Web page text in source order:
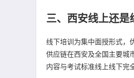
三、西安线上还是
线下培训为集中面授形式，
供应链在西安及全国主要城
内容与考试标准线上线下完